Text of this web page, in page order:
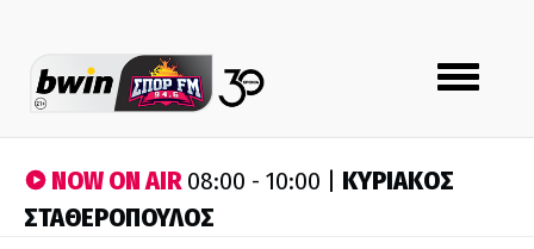
Toggle
navigation
NOW ON AIR08:00 - 10:00 | ΚΥΡΙΑΚΟΣ
ΣΤΑΘΕΡΟΠΟΥΛΟΣ